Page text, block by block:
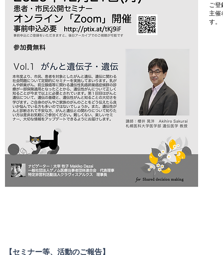
ご登
主催
す。
【セミナー等、活動のご報告】